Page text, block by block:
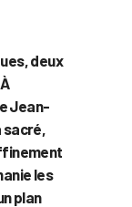
deux
Jean-
les
plan